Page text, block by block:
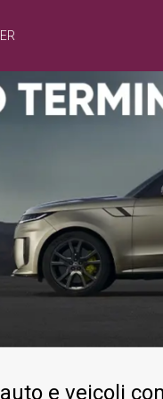
e veicoli